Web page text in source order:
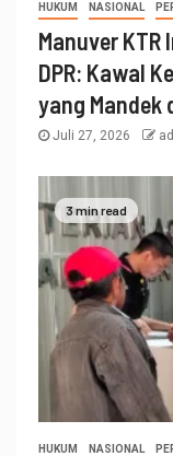
HUKUM NASIONAL
Manuver KTR
DPR: Kawal
yang Mandek
Juli 27, 2026
3 min read
HUKUM NASIONAL